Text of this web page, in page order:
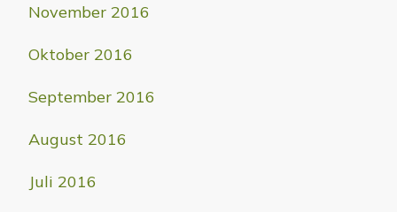
November 2016
Oktober 2016
September 2016
August 2016
Juli 2016